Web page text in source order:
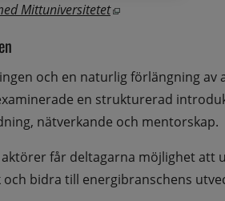
Mittuniversitetet
och en naturlig förlängning av
en strukturerad
nätverkande och mentorskap.
får deltagarna möjlighet att
bidra till energibranschens